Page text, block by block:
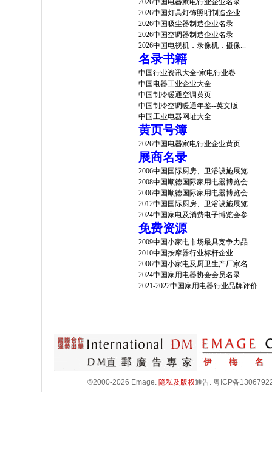
2026中国电器家电行业企业名录
2026中国灯具灯饰照明制造企业...
2026中国吸尘器制造企业名录
2026中国空调器制造企业名录
2026中国电视机．录像机．摄像...
名录书籍
中国行业资讯大全·家电行业卷
中国电器工业企业大全
中国制冷暖通空调黄页
中国制冷空调暖通年鉴--英文版
中国工业电器网址大全
黄页号簿
2026中国电器家电行业企业黄页
展商名录
2006中国国际厨房、卫浴设施展览...
2008中国顺德国际家用电器博览会...
2006中国顺德国际家用电器博览会...
2012中国国际厨房、卫浴设施展览...
2024中国家电及消费电子博览会参...
免费资源
2009中国小家电市场最具竞争力品...
2010中国按摩器行业标杆企业
2006中国小家电及厨卫生产厂家名...
2024中国家用电器协会会员名录
2021-2022中国家用电器行业品牌评价...
©2000-2026 Emage. 隐私及版权通告. 粤ICP备